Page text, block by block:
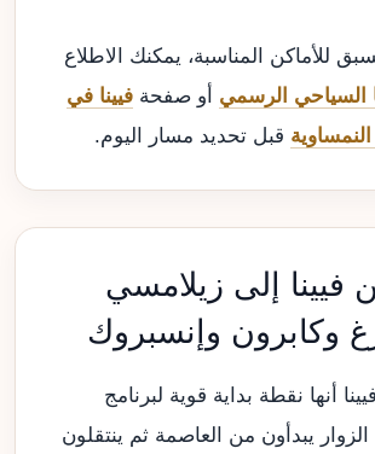
للأماكن المناسبة، يمكنك الاطلاع
السياحي الرسمي أو صفحة فيينا في
قبل تحديد مسار اليوم.
فيينا إلى زيلامسي
وكابرون وإنسبروك
أنها نقطة بداية قوية لبرنامج
يبدأون من العاصمة ثم ينتقلون